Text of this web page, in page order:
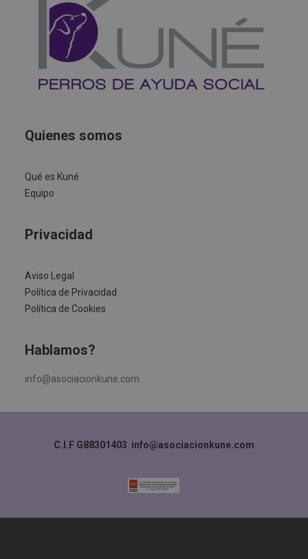
Quienes somos
Qué es Kuné
Equipo
Privacidad
Aviso Legal
Política de Privacidad
Política de Cookies
Hablamos?
info@asociacionkune.com
C.I.F G88301403 info@asociacionkune.com